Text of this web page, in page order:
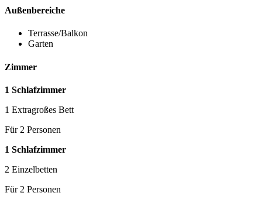
Außenbereiche
Terrasse/Balkon
Garten
Zimmer
1 Schlafzimmer
1 Extragroßes Bett
Für 2 Personen
1 Schlafzimmer
2 Einzelbetten
Für 2 Personen